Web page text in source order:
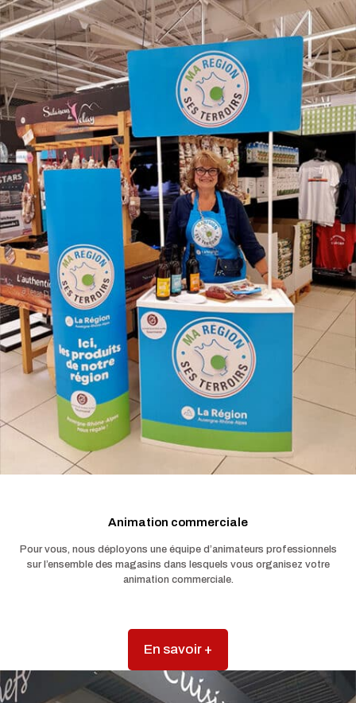
Animation commerciale
Pour vous, nous déployons une équipe d’animateurs professionnels
sur l’ensemble des magasins dans lesquels vous organisez votre
animation commerciale.
En savoir +